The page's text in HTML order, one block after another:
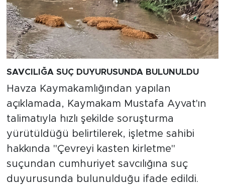
SAVCILIĞA SUÇ DUYURUSUNDA BULUNULDU
Havza Kaymakamlığından yapılan
açıklamada, Kaymakam Mustafa Ayvat'ın
talimatıyla hızlı şekilde soruşturma
yürütüldüğü belirtilerek, işletme sahibi
hakkında "Çevreyi kasten kirletme"
suçundan cumhuriyet savcılığına suç
duyurusunda bulunulduğu ifade edildi.